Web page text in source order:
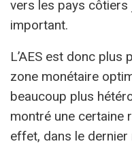
vers les pays
important.
L’AES est donc
zone monétaire
beaucoup plus
montré une certaine
effet, dans le dernier